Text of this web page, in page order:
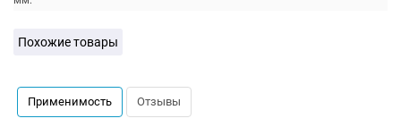
Похожие товары
Применимость Отзывы